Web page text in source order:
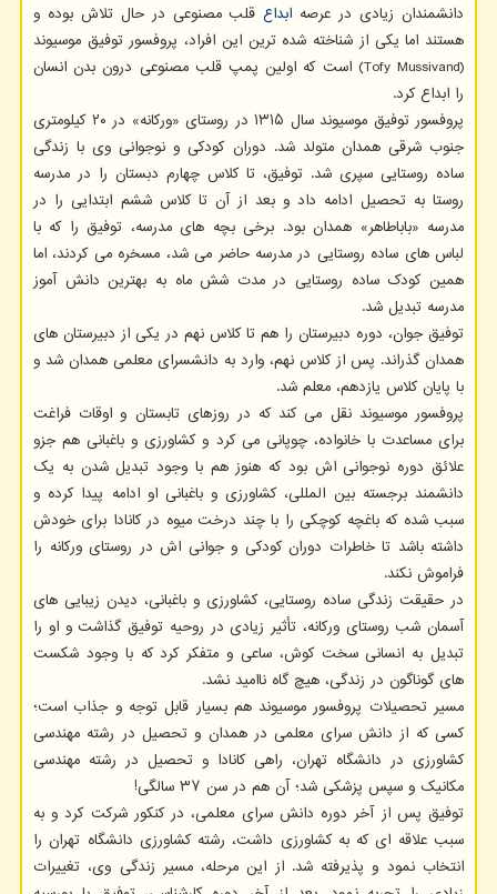
دانشمندان زیادی در عرصه ابداعقلب مصنوعی در حال تلاش بوده و
هستند اما یکی از شناخته شده ترین این افراد، پروفسور توفیق موسیوند
(Tofy Mussivand) است که اولین پمپ قلب مصنوعی درون بدن انسان
را ابداع کرد.
پروفسور توفیق موسیوند سال ۱۳۱۵ در روستای «ورکانه» در ۲۰ کیلومتری
جنوب شرقی همدان متولد شد. دوران کودکی و نوجوانی وی با زندگی
ساده روستایی سپری شد. توفیق، تا کلاس چهارم دبستان را در مدرسه
روستا به تحصیل ادامه داد و بعد از آن تا کلاس ششم ابتدایی را در
مدرسه «باباطاهر» همدان بود. برخی بچه های مدرسه، توفیق را که با
لباس های ساده روستایی در مدرسه حاضر می شد، مسخره می کردند، اما
همین کودک ساده روستایی در مدت شش ماه به بهترین دانش آموز
مدرسه تبدیل شد.
توفیق جوان، دوره دبیرستان را هم تا کلاس نهم در یکی از دبیرستان های
همدان گذراند. پس از کلاس نهم، وارد به دانشسرای معلمی همدان شد و
با پایان کلاس یازدهم، معلم شد.
پروفسور موسیوند نقل می کند که در روزهای تابستان و اوقات فراغت
برای مساعدت با خانواده، چوپانی می کرد و کشاورزی و باغبانی هم جزو
علائق دوره نوجوانی اش بود که هنوز هم با وجود تبدیل شدن به یک
دانشمند برجسته بین المللی، کشاورزی و باغبانی او ادامه پیدا کرده و
سبب شده که باغچه کوچکی را با چند درخت میوه در کانادا برای خودش
داشته باشد تا خاطرات دوران کودکی و جوانی اش در روستای ورکانه را
فراموش نکند.
در حقیقت زندگی ساده روستایی، کشاورزی و باغبانی، دیدن زیبایی های
آسمان شب روستای ورکانه، تأثیر زیادی در روحیه توفیق گذاشت و او را
تبدیل به انسانی سخت کوش، ساعی و متفکر کرد که با وجود شکست
های گوناگون در زندگی، هیچ گاه ناامید نشد.
مسیر تحصیلات پروفسور موسیوند هم بسیار قابل توجه و جذاب است؛
کسی که از دانش سرای معلمی در همدان و تحصیل در رشته مهندسی
کشاورزی در دانشگاه تهران، راهی کانادا و تحصیل در رشته مهندسی
مکانیک و سپس پزشکی شد؛ آن هم در سن ۳۷ سالگی!
توفیق پس از آخر دوره دانش سرای معلمی، در کنکور شرکت کرد و به
سبب علاقه ای که به کشاورزی داشت، رشته کشاورزی دانشگاه تهران را
انتخاب نمود و پذیرفته شد. از این مرحله، مسیر زندگی وی، تغییرات